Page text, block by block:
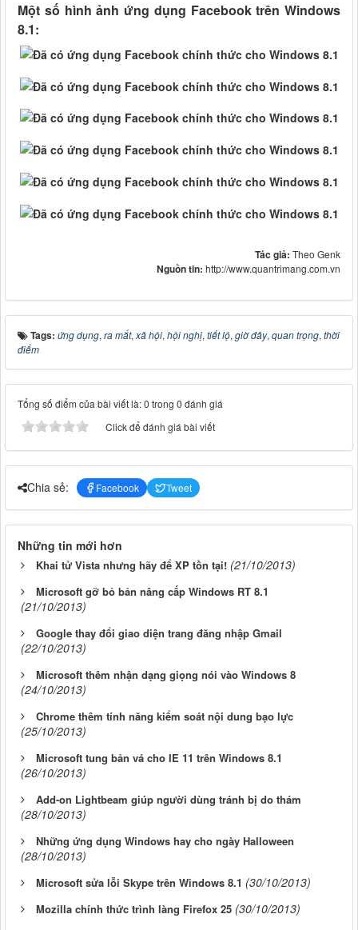
Một số hình ảnh ứng dụng Facebook trên Windows
8.1:
Tác giả: Theo Genk
Nguồn tin: http://www.quantrimang.com.vn
Tags: ứng dụng, ra mắt, xã hội, hội nghị, tiết lộ, giờ đây, quan trọng, thời
điểm
Tổng số điểm của bài viết là: 0 trong 0 đánh giá
Click để đánh giá bài viết
Chia sẻ: Facebook Tweet
Những tin mới hơn
Khai tử Vista nhưng hãy để XP tồn tại! (21/10/2013)
Microsoft gỡ bỏ bản nâng cấp Windows RT 8.1
(21/10/2013)
Google thay đổi giao diện trang đăng nhập Gmail
(22/10/2013)
Microsoft thêm nhận dạng giọng nói vào Windows 8
(24/10/2013)
Chrome thêm tính năng kiểm soát nội dung bạo lực
(25/10/2013)
Microsoft tung bản vá cho IE 11 trên Windows 8.1
(26/10/2013)
Add-on Lightbeam giúp người dùng tránh bị do thám
(28/10/2013)
Những ứng dụng Windows hay cho ngày Halloween
(28/10/2013)
Microsoft sửa lỗi Skype trên Windows 8.1 (30/10/2013)
Mozilla chính thức trình làng Firefox 25 (30/10/2013)